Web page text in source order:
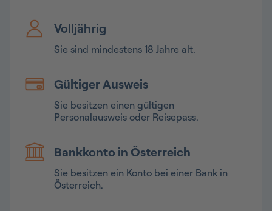
Volljährig
Sie sind mindestens 18 Jahre alt.
Gültiger Ausweis
Sie besitzen einen gültigen
Personalausweis oder Reisepass.
Bankkonto in Österreich
Sie besitzen ein Konto bei einer Bank in
Österreich.